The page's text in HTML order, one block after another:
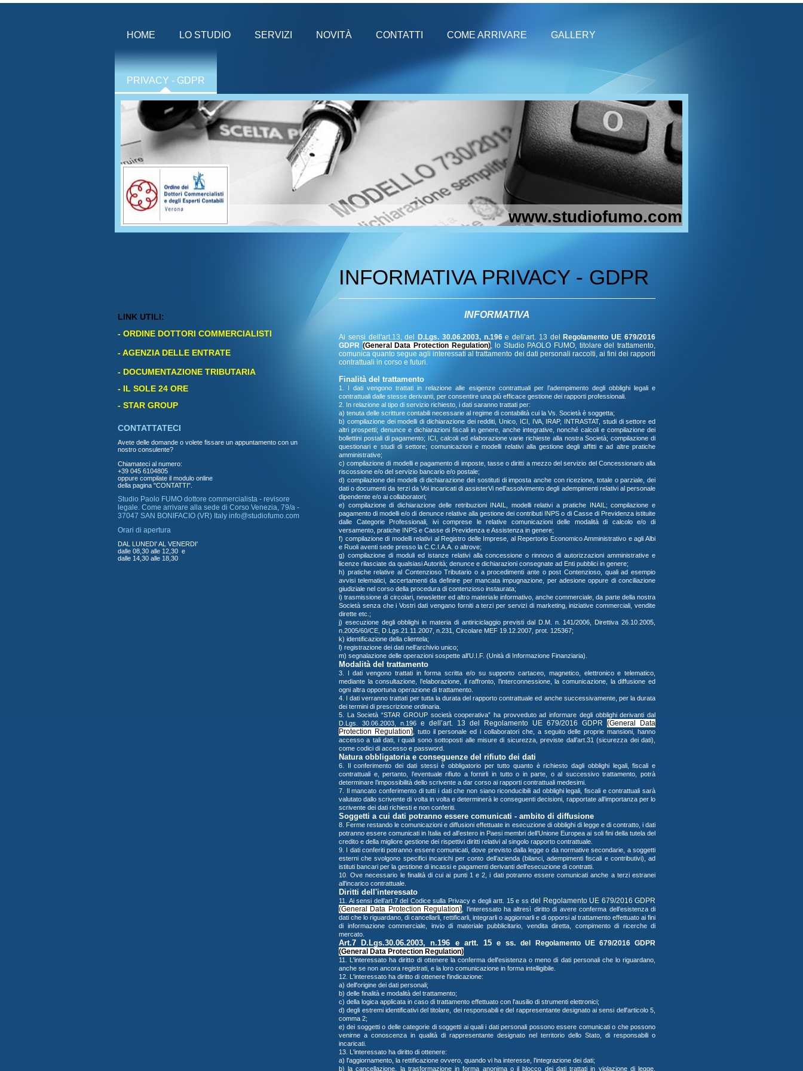
HOME LO STUDIO SERVIZI NOVITÀ CONTATTI COME ARRIVARE GALLERY
PRIVACY - GDPR
www.studiofumo.com
INFORMATIVA PRIVACY - GDPR
INFORMATIVA
Ai sensi dell'art.13, del D.Lgs. 30.06.2003, n.196e dell’art. 13 del Regolamento UE 679/2016
GDPR (General Data Protection Regulation), lo Studio PAOLO FUMO, titolare del trattamento,
comunica quanto segue agli interessati al trattamento dei dati personali raccolti, ai fini dei rapporti
contrattuali in corso e futuri.
Finalità del trattamento
1. I dati vengono trattati in relazione alle esigenze contrattuali per l’adempimento degli obblighi legali e
contrattuali dalle stesse derivanti, per consentire una più efficace gestione dei rapporti professionali.
2. In relazione al tipo di servizio richiesto, i dati saranno trattati per:
a) tenuta delle scritture contabili necessarie al regime di contabilità cui la Vs. Società è soggetta;
b) compilazione dei modelli di dichiarazione dei redditi, Unico, ICI, IVA, IRAP, INTRASTAT, studi di settore ed
altri prospetti; denunce e dichiarazioni fiscali in genere, anche integrative, nonché calcoli e compilazione dei
bollettini postali di pagamento; ICI, calcoli ed elaborazione varie richieste alla nostra Società; compilazione di
questionari e studi di settore; comunicazioni e modelli relativi alla gestione degli affitti e ad altre pratiche
amministrative;
c) compilazione di modelli e pagamento di imposte, tasse o diritti a mezzo del servizio del Concessionario alla
riscossione e/o del servizio bancario e/o postale;
d) compilazione dei modelli di dichiarazione dei sostituti di imposta anche con ricezione, totale o parziale, dei
dati o documenti da terzi da Voi incaricati di assisterVi nell’assolvimento degli adempimenti relativi al personale
dipendente e/o ai collaboratori;
e) compilazione di dichiarazione delle retribuzioni INAIL, modelli relativi a pratiche INAIL; compilazione e
pagamento di modelli e/o di denunce relative alla gestione dei contributi INPS o di Casse di Previdenza istituite
dalle Categorie Professionali, ivi comprese le relative comunicazioni delle modalità di calcolo e/o di
versamento, pratiche INPS e Casse di Previdenza e Assistenza in genere;
f) compilazione di modelli relativi al Registro delle Imprese, al Repertorio Economico Amministrativo e agli Albi
e Ruoli aventi sede presso la C.C.I.A.A. o altrove;
g) compilazione di moduli ed istanze relativi alla concessione o rinnovo di autorizzazioni amministrative e
licenze rilasciate da qualsiasi Autorità; denunce e dichiarazioni consegnate ad Enti pubblici in genere;
h) pratiche relative al Contenzioso Tributario o a procedimenti ante o post Contenzioso, quali ad esempio
avvisi telematici, accertamenti da definire per mancata impugnazione, per adesione oppure di conciliazione
giudiziale nel corso della procedura di contenzioso instaurata;
i) trasmissione di circolari, newsletter ed altro materiale informativo, anche commerciale, da parte della nostra
Società senza che i Vostri dati vengano forniti a terzi per servizi di marketing, iniziative commerciali, vendite
dirette etc.;
j) esecuzione degli obblighi in materia di antiriciclaggio previsti dal D.M. n. 141/2006, Direttiva 26.10.2005,
n.2005/60/CE, D.Lgs.21.11.2007, n.231, Circolare MEF 19.12.2007, prot. 125367;
k) identificazione della clientela;
l) registrazione dei dati nell’archivio unico;
m) segnalazione delle operazioni sospette all’U.I.F. (Unità di Informazione Finanziaria).
Modalità del trattamento
3. I dati vengono trattati in forma scritta e/o su supporto cartaceo, magnetico, elettronico e telematico,
mediante la consultazione, l’elaborazione, il raffronto, l’interconnessione, la comunicazione, la diffusione ed
ogni altra opportuna operazione di trattamento.
4. I dati verranno trattati per tutta la durata del rapporto contrattuale ed anche successivamente, per la durata
dei termini di prescrizione ordinaria.
5. La Società “STAR GROUP società cooperativa” ha provveduto ad informare degli obblighi derivanti dal
D.Lgs. 30.06.2003, n.196 e dell’art. 13 del Regolamento UE 679/2016 GDPR (General Data
Protection Regulation), tutto il personale ed i collaboratori che, a seguito delle proprie mansioni, hanno
accesso a tali dati, i quali sono sottoposti alle misure di sicurezza, previste dall’art.31 (sicurezza dei dati),
come codici di accesso e password.
Natura obbligatoria e conseguenze del rifiuto dei dati
6. Il conferimento dei dati stessi è obbligatorio per tutto quanto è richiesto dagli obblighi legali, fiscali e
contrattuali e, pertanto, l’eventuale rifiuto a fornirli in tutto o in parte, o al successivo trattamento, potrà
determinare l’impossibilità dello scrivente a dar corso ai rapporti contrattuali medesimi.
7. Il mancato conferimento di tutti i dati che non siano riconducibili ad obblighi legali, fiscali e contrattuali sarà
valutato dallo scrivente di volta in volta e determinerà le conseguenti decisioni, rapportate all’importanza per lo
scrivente dei dati richiesti e non conferiti.
Soggetti a cui dati potranno essere comunicati - ambito di diffusione
8. Ferme restando le comunicazioni e diffusioni effettuate in esecuzione di obblighi di legge e di contratto, i dati
potranno essere comunicati in Italia ed all’estero in Paesi membri dell’Unione Europea ai soli fini della tutela del
credito e della migliore gestione dei rispettivi diritti relativi al singolo rapporto contrattuale.
9. I dati conferiti potranno essere comunicati, dove previsto dalla legge o da normative secondarie, a soggetti
esterni che svolgono specifici incarichi per conto dell’azienda (bilanci, adempimenti fiscali e contributivi), ad
istituti bancari per la gestione di incassi e pagamenti derivanti dell’esecuzione di contratti.
10. Ove necessario le finalità di cui ai punti 1 e 2, i dati potranno essere comunicati anche a terzi estranei
all'incarico contrattuale.
Diritti dell'interessato
11. Ai sensi dell’art.7 del Codice sulla Privacy e degli artt. 15 e ss del Regolamento UE 679/2016 GDPR
(General Data Protection Regulation) , l’interessato ha altresì diritto di avere conferma dell’esistenza di
dati che lo riguardano, di cancellarli, rettificarli, integrarli o aggiornarli e di opporsi al trattamento effettuato ai fini
di informazione commerciale, invio di materiale pubblicitario, vendita diretta, compimento di ricerche di
mercato.
Art.7 D.Lgs.30.06.2003, n.196 e artt. 15 e ss. del Regolamento UE 679/2016 GDPR
(General Data Protection Regulation)
11.
L'interessato ha diritto di ottenere la conferma dell'esistenza o meno di dati personali che lo riguardano,
anche se non ancora registrati, e la loro comunicazione in forma intelligibile.
12. L'interessato ha diritto di ottenere l'indicazione:
a) dell'origine dei dati personali;
b) delle finalità e modalità del trattamento;
c) della logica applicata in caso di trattamento effettuato con l'ausilio di strumenti elettronici;
d) degli estremi identificativi del titolare, dei responsabili e del rappresentante designato ai sensi dell'articolo 5,
comma 2;
e) dei soggetti o delle categorie di soggetti ai quali i dati personali possono essere comunicati o che possono
venirne a conoscenza in qualità di rappresentante designato nel territorio dello Stato, di responsabili o
incaricati.
13. L'interessato ha diritto di ottenere:
a) l'aggiornamento, la rettificazione ovvero, quando vi ha interesse, l'integrazione dei dati;
b) la cancellazione, la trasformazione in forma anonima o il blocco dei dati trattati in violazione di legge,
LINK UTILI:
- ORDINE DOTTORI COMMERCIALISTI
- AGENZIA DELLE ENTRATE
- DOCUMENTAZIONE TRIBUTARIA
- IL SOLE 24 ORE
- STAR GROUP
CONTATTATECI
Avete delle domande o volete fissare un appuntamento con un
nostro consulente?
Chiamateci al numero:
+39 045 6104805
oppure compilate il modulo online
della pagina "CONTATTI"
Studio Paolo FUMO dottore commercialista - revisore
legale. Come arrivare alla sede di Corso Venezia, 79/a -
37047 SAN BONIFACIO (VR) Italy info@studiofumo.com
Orari di apertura
DAL LUNEDI' AL VENERDI'
dalle 08,30 alle 12,30 e
dalle 14,30 alle 18,30